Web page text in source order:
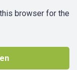
browser for the